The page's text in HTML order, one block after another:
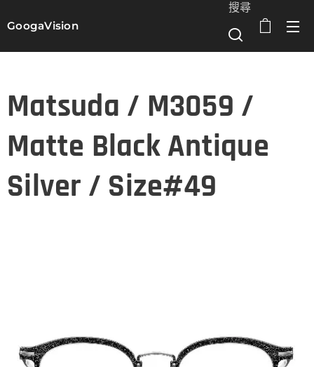
GoogaVision
搜尋
Matsuda / M3059 /
Matte Black Antique
Silver / Size#49